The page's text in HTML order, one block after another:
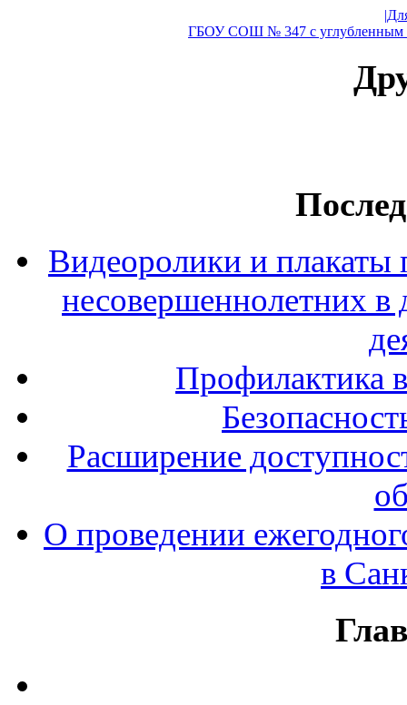
ГБОУ СОШ № 347 с углубленным
Видеоролики и плакаты
несовершеннолетних в
Профилактика
Расширение
О проведении
в